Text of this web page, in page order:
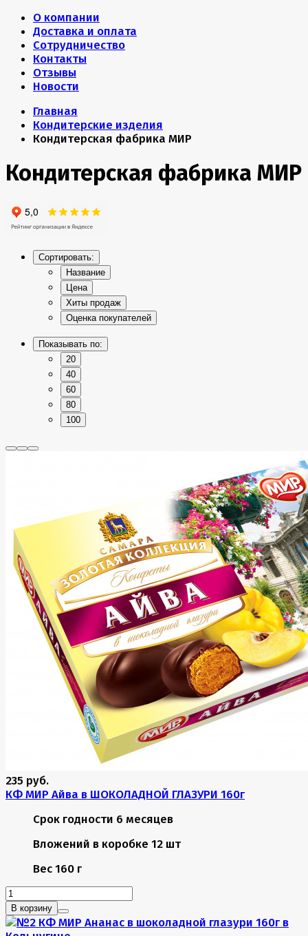
О компании
Доставка и оплата
Сотрудничество
Контакты
Отзывы
Новости
Главная
Кондитерские изделия
Кондитерская фабрика МИР
Кондитерская фабрика МИР
Сортировать:
Название
Цена
Хиты продаж
Оценка покупателей
Показывать по:
20
40
60
80
100
235 руб.
КФ МИР Айва в ШОКОЛАДНОЙ ГЛАЗУРИ 160г
Срок годности 6 месяцев
Вложений в коробке 12 шт
Вес 160 г
В корзину